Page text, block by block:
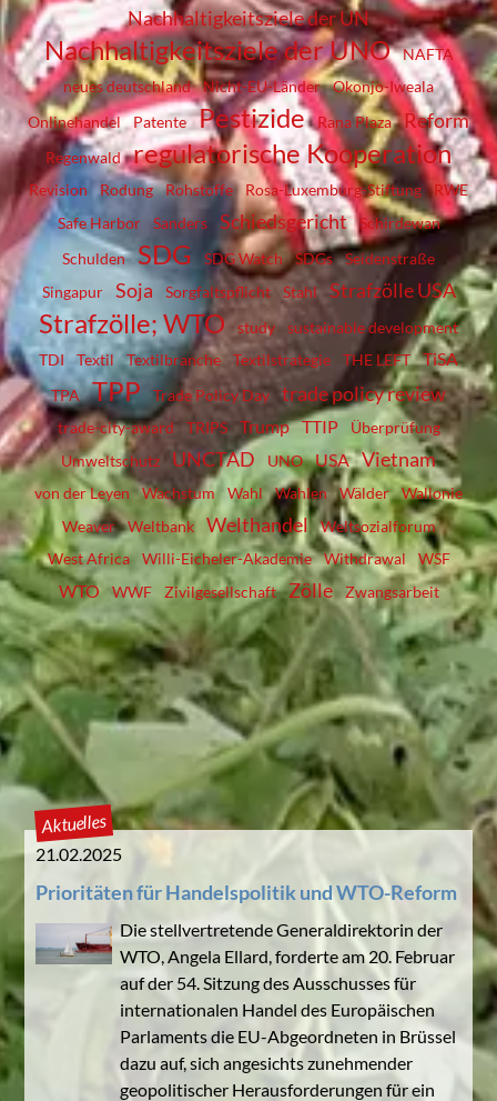
Nachhaltigkeitsziele der UN
Nachhaltigkeitsziele der UNO
NAFTA
neues deutschland
Nicht-EU-Länder
Okonjo-Iweala
Onlinehandel
Patente Pestizide Rana Plaza Reform
Regenwald regulatorische Kooperation
Revision Rodung Rohstoffe Rosa-Luxemburg-Stiftung
RWE
Safe Harbor
Sanders Schiedsgericht
Schirdewan
Schulden
SDG SDG Watch SDGs
Seidenstraße
Singapur
Soja Sorgfaltspflicht Stahl Strafzölle USA
Strafzölle; WTO study
sustainable development
TDI
Textil Textilbranche Textilstrategie THE LEFT TiSA
TPA TPP Trade Policy Day trade policy review
trade-city-award TRIPS Trump TTIP
Überprüfung
Umweltschutz
UNCTAD UNO USA Vietnam
von der Leyen Wachstum Wahl Wahlen Wälder
Wallonie
Weaver
Weltbank Welthandel
Weltsozialforum
West Africa
Willi-Eicheler-Akademie Withdrawal WSF
WTO WWF Zivilgesellschaft Zölle Zwangsarbeit
Aktuelles
21.02.2025
Prioritäten für Handelspolitik und WTO-Reform
Die stellvertretende Generaldirektorin der
WTO, Angela Ellard, forderte am 20. Februar
auf der 54. Sitzung des Ausschusses für
internationalen Handel des Europäischen
Parlaments die EU-Abgeordneten in Brüssel
dazu auf, sich angesichts zunehmender
geopolitischer Herausforderungen für ein